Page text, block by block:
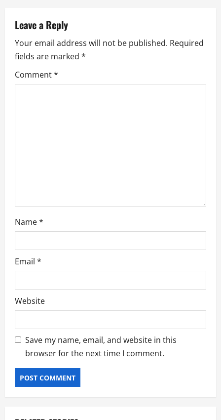
Leave a Reply
Your email address will not be published. Required
fields are marked *
Comment*
Name*
Email *
Website
Save my name, email, and website in this
browser for the next time I comment.